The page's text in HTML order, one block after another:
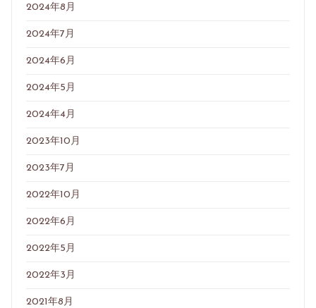
2024年8月
2024年7月
2024年6月
2024年5月
2024年4月
2023年10月
2023年7月
2022年10月
2022年6月
2022年5月
2022年3月
2021年8月